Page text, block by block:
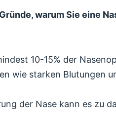
warum Sie eine
10-15% der
wie starken Blutungen
der Nase kann es zu